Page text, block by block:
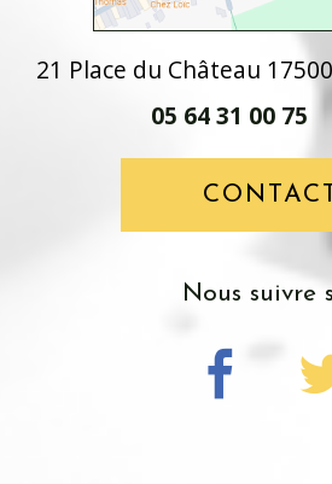
21 Place du Château 17500
05 64 31 00 75
nous suivre